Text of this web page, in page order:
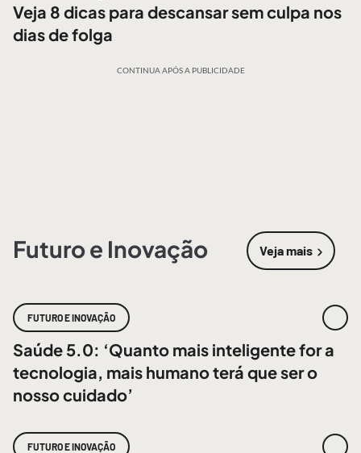
Veja 8 dicas para descansar sem culpa nos
dias de folga
CONTINUA APÓS A PUBLICIDADE
Futuro e Inovação Veja mais
sobre
FUTURO E INOVAÇÃO
Saúde 5.0: ‘Quanto mais inteligente for a
tecnologia, mais humano terá que ser o
nosso cuidado’
FUTURO E INOVAÇÃO